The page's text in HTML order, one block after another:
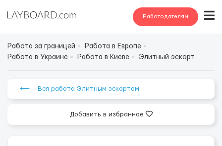
Работодателям
Работа за границей
Работа в Европе
Работа в Украине
Работа в Киеве Элитный эскорт
⟵ Вся работа Элитным эскортом
Добавить в избранное